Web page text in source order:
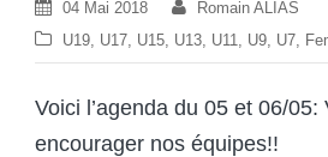
04 Mai 2018
Romain ALIAS
U19 U17 U15 U13 U11 U9 U7
Voici l’agenda du 05 et 06/
encourager nos équipes!!